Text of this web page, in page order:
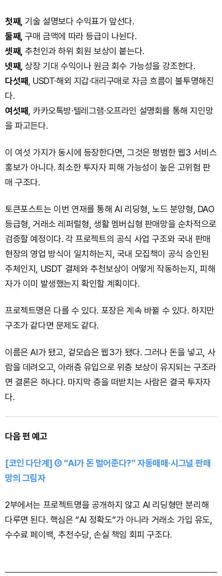
첫째, 기술 설명보다 수익표가 앞선다.
둘째, 구매 금액에 따라 등급이 나뉜다.
셋째, 추천인과 하위 회원 보상이 붙는다.
넷째, 상장 기대 수익이나 원금 회수 가능성을 강조한다.
다섯째, USDT·해외 지갑·대리구매로 자금 흐름이 불투명해진
다.
여섯째, 카카오톡방·텔레그램·오프라인 설명회를 통해 지인망
을 파고든다.
이 여섯 가지가 동시에 등장한다면, 그것은 평범한 웹3 서비스
홍보가 아니다. 최소한 투자자 피해 가능성이 높은 고위험 판
매 구조다.
토큰포스트는 이번 연재를 통해 AI 리딩형, 노드 분양형, DAO
등급형, 거래소 레퍼럴형, 생활 멤버십형 판매망을 순차적으로
검증할 예정이다. 각 프로젝트의 공식 사업 구조와 국내 판매
현장의 영업 방식이 일치하는지, 국내 모집책이 공식 승인된
주체인지, USDT 결제와 추천보상이 어떻게 작동하는지, 피해
자가 이미 발생했는지 확인할 계획이다.
프로젝트명은 다를 수 있다. 포장은 계속 바뀔 수 있다. 하지만
구조가 같다면 문제도 같다.
이름은 AI가 됐고, 겉모습은 웹3가 됐다. 그러나 돈을 넣고, 사
람을 데려오고, 아래층 유입으로 위층 보상이 유지되는 구조라
면 결론은 하나다. 마지막 층을 떠받치는 사람은 결국 투자자
다.
다음 편 예고
[코인 다단계] ② “AI가 돈 벌어준다?” 자동매매·시그널 판매
망의 그림자
2부에서는 프로젝트명을 공개하지 않고 AI 리딩형만 분리해
다루면 된다. 핵심은 “AI 정확도”가 아니라 거래소 가입 유도,
수수료 페이백, 추천수당, 손실 책임 회피 구조다.